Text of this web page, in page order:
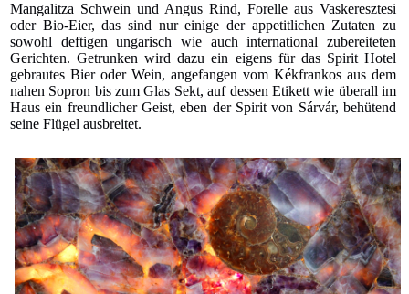
Mangalitza Schwein und Angus Rind, Forelle aus Vaskeresztesi
oder Bio-Eier, das sind nur einige der appetitlichen Zutaten zu
sowohl deftigen ungarisch wie auch international zubereiteten
Gerichten. Getrunken wird dazu ein eigens für das Spirit Hotel
gebrautes Bier oder Wein, angefangen vom Kékfrankos aus dem
nahen Sopron bis zum Glas Sekt, auf dessen Etikett wie überall im
Haus ein freundlicher Geist, eben der Spirit von Sárvár, behütend
seine Flügel ausbreitet.